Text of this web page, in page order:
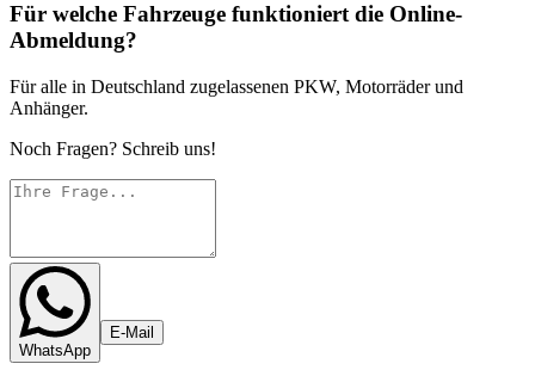
Für welche Fahrzeuge funktioniert die Online-
Abmeldung?
Für alle in Deutschland zugelassenen PKW, Motorräder und
Anhänger.
Noch Fragen? Schreib uns!
WhatsApp
E-Mail